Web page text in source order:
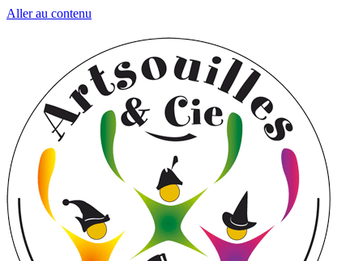
Aller au contenu